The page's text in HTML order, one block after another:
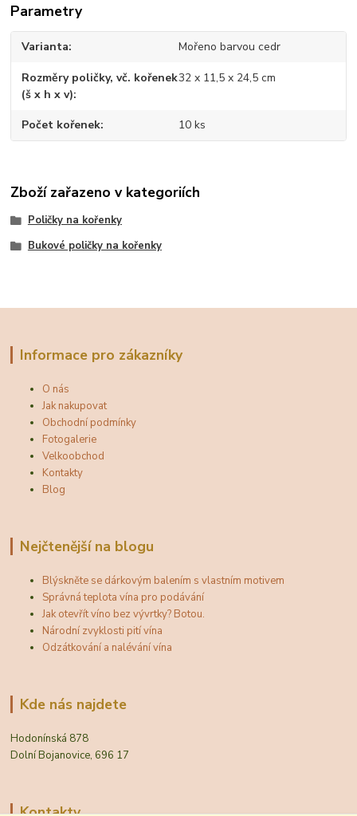
Parametry
Varianta Mořeno barvou cedr
Rozměry poličky, vč. kořenek
(š x h x v)
32 x 11,5 x 24,5 cm
Počet kořenek 10 ks
Zboží zařazeno v kategoriích
Poličky na kořenky
Bukové poličky na kořenky
Informace pro zákazníky
O nás
Jak nakupovat
Obchodní podmínky
Fotogalerie
Velkoobchod
Kontakty
Blog
Nejčtenější na blogu
Blýskněte se dárkovým balením s vlastním motivem
Správná teplota vína pro podávání
Jak otevřít víno bez vývrtky? Botou.
Národní zvyklosti pití vína
Odzátkování a nalévání vína
Kde nás najdete
Hodonínská 878
Dolní Bojanovice, 696 17
Kontakty